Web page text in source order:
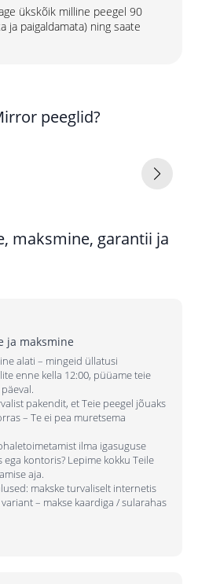
ükskõik milline peegel 90
ja paigaldamata) ning saate
peeglid?
maksmine, garantii ja
ja maksmine
alati – mingeid üllatusi
enne kella 12:00, püüame teie
pakendit, et Teie peegel jõuaks
– Te ei pea muretsema
ilma igasuguse
kontoris? Lepime kokku Teile
aja.
makske turvaliselt internetis
– makse kaardiga / sularahas